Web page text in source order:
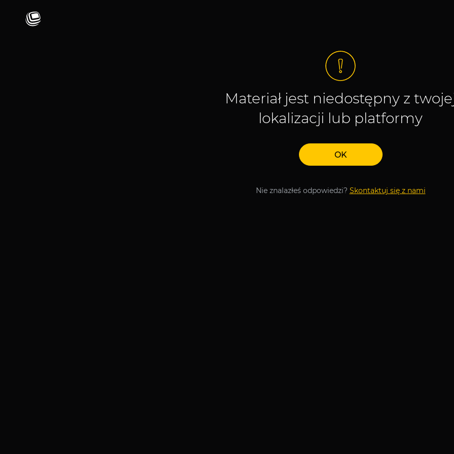
Materiał jest niedostępny z
lokalizacji lub platformy
OK
Nie znalazłeś odpowiedzi? Skontaktuj się z nami